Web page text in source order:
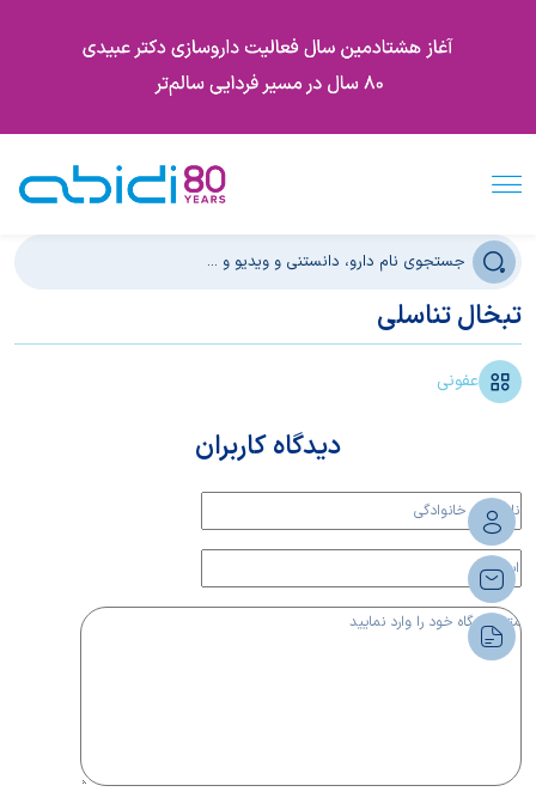
تبخال تناسلی
عفونی
دیدگاه کاربران